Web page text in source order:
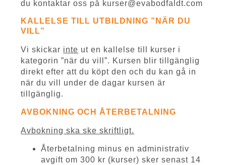
du kontaktar oss på kurser@evabodfaldt.com
KALLELSE TILL UTBILDNING ”NÄR DU
VILL”
Vi skickar inte ut en kallelse till kurser i
kategorin ”när du vill”. Kursen blir tillgänglig
direkt efter att du köpt den och du kan gå in
när du vill under de dagar kursen är
tillgänglig.
AVBOKNING OCH ÅTERBETALNING
Avbokning ska ske skriftligt.
Återbetalning minus en administrativ
avgift om 300 kr (kurser) sker senast 14